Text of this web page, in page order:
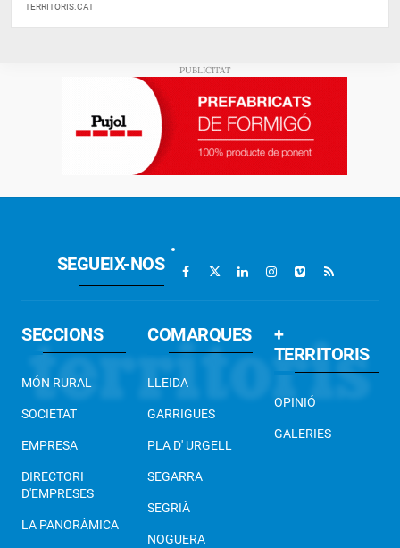
TERRITORIS.CAT
SEGUEIX-NOS
SECCIONS
MÓN RURAL
SOCIETAT
EMPRESA
DIRECTORI
D'EMPRESES
LA PANORÀMICA
COMARQUES
LLEIDA
GARRIGUES
PLA D' URGELL
SEGARRA
SEGRIÀ
NOGUERA
+
TERRITORIS
OPINIÓ
GALERIES